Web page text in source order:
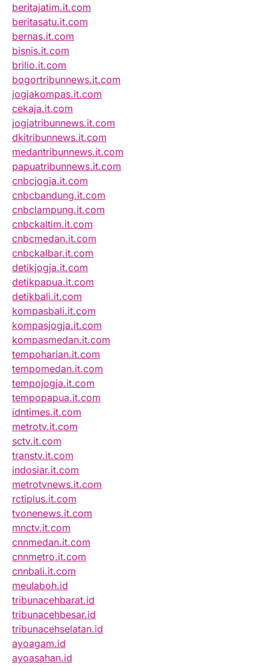
beritajatim.it.com
beritasatu.it.com
bernas.it.com
bisnis.it.com
brilio.it.com
bogortribunnews.it.com
jogjakompas.it.com
cekaja.it.com
jogjatribunnews.it.com
dkitribunnews.it.com
medantribunnews.it.com
papuatribunnews.it.com
cnbcjogja.it.com
cnbcbandung.it.com
cnbclampung.it.com
cnbckaltim.it.com
cnbcmedan.it.com
cnbckalbar.it.com
detikjogja.it.com
detikpapua.it.com
detikbali.it.com
kompasbali.it.com
kompasjogja.it.com
kompasmedan.it.com
tempoharian.it.com
tempomedan.it.com
tempojogja.it.com
tempopapua.it.com
idntimes.it.com
metrotv.it.com
sctv.it.com
transtv.it.com
indosiar.it.com
metrotvnews.it.com
rctiplus.it.com
tvonenews.it.com
mnctv.it.com
cnnmedan.it.com
cnnmetro.it.com
cnnbali.it.com
meulaboh.id
tribunacehbarat.id
tribunacehbesar.id
tribunacehselatan.id
ayoagam.id
ayoasahan.id